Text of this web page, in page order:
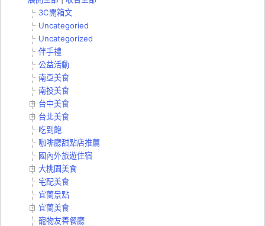
3C開箱文
Uncategoried
Uncategorized
伴手禮
公益活動
南亞美食
南投美食
台中美食
台北美食
吃到飽
咖啡廳甜點店推薦
國內外旅遊住宿
大桃園美食
宅配美食
宜蘭景點
宜蘭美食
寵物友善餐廳